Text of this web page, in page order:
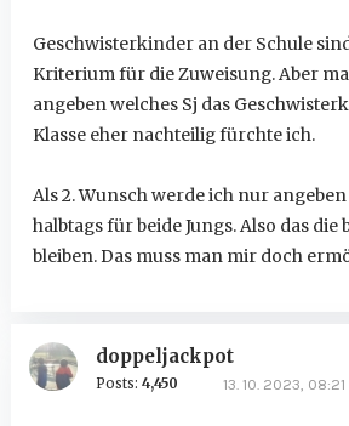
Geschwisterkinder an der Schule
Kriterium für die Zuweisung. Aber
angeben welches Sj das
Klasse eher nachteilig fürchte ich.
Als 2. Wunsch werde ich nur
halbtags für beide Jungs. Also das
bleiben. Das muss man mir doch
doppeljackpot
Posts: 4,450 13. 10. 2023, 08:21